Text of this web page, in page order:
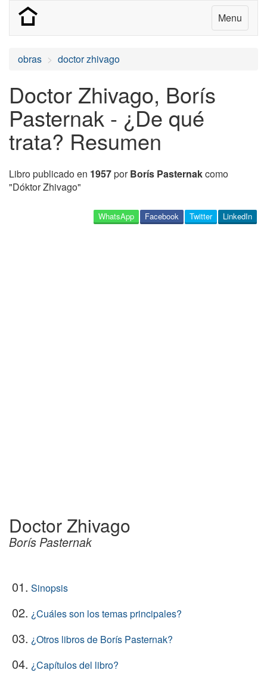
Menu
obras doctor zhivago
Doctor Zhivago, Borís
Pasternak - ¿De qué
trata? Resumen
Libro publicado en 1957porBorís Pasternakcomo
"Dóktor Zhivago"
LinkedIn
Twitter
Facebook
WhatsApp
Doctor Zhivago
Borís Pasternak
01. Sinopsis
02. ¿Cuáles son los temas principales?
03. ¿Otros libros de Borís Pasternak?
04. ¿Capítulos del libro?